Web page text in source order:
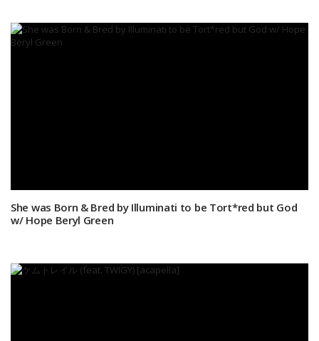
She was Born & Bred by Illuminati to be Tort*red but God
w/ Hope Beryl Green